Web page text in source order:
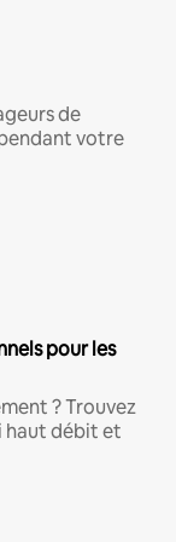
de
votre
pour les
? Trouvez
haut débit et